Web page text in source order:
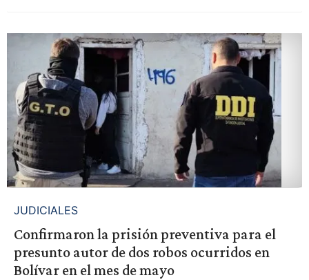
JUDICIALES
Confirmaron la prisión preventiva para el
presunto autor de dos robos ocurridos en
Bolívar en el mes de mayo